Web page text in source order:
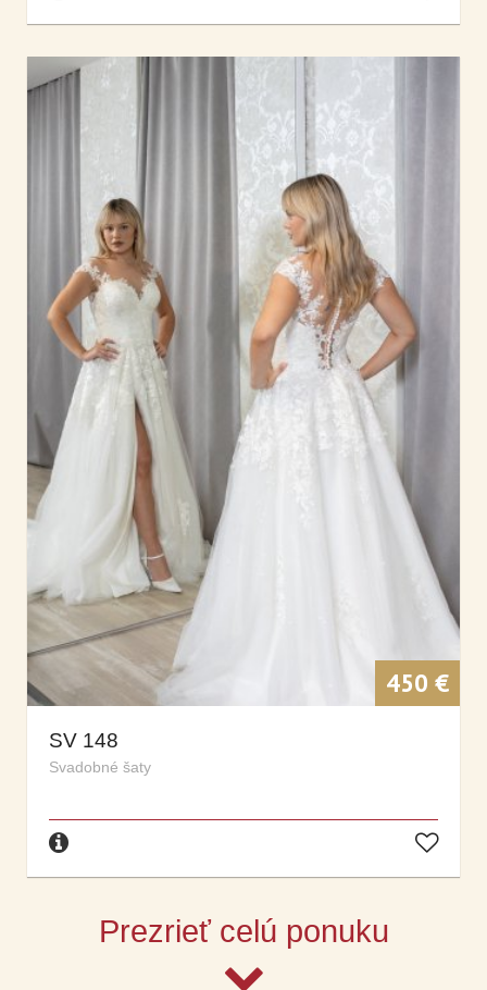
450 €
SV 148
Svadobné šaty
Prezrieť celú ponuku